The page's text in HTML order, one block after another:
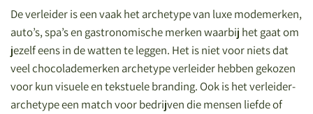
De verleider is een vaak het archetype van luxe modemerken,
auto’s, spa’s en gastronomische merken waarbij het gaat om
jezelf eens in de watten te leggen. Het is niet voor niets dat
veel chocolademerken archetype verleider hebben gekozen
voor kun visuele en tekstuele branding. Ook is het verleider-
archetype een match voor bedrijven die mensen liefde of